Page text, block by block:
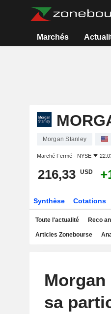
Marchés
Morgan Stanley
Marché Fermé - NYSE
216,33 USD
Synthèse Cotations
Toute l'actualité Reco
Articles Zonebourse
sa